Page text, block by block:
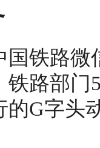
国铁路
铁路部门
的G字头